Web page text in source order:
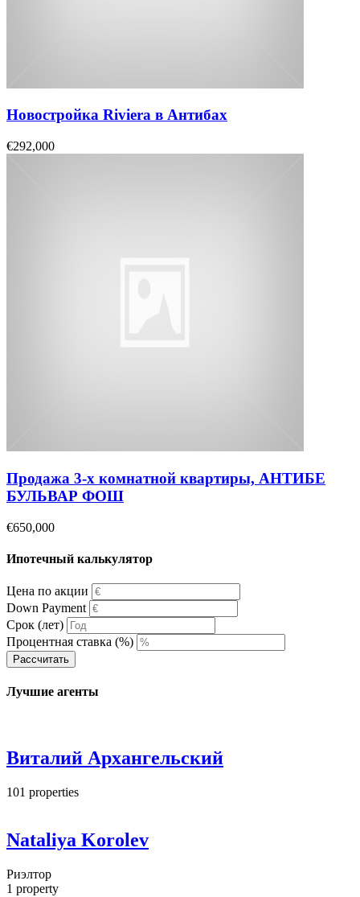
Новостройка Riviera в Антибах
€292,000
Продажа 3-х комнатной квартиры, АНТИБЕ
БУЛЬВАР ФОШ
€650,000
Ипотечный калькулятор
Цена по акции
Down Payment
Срок (лет)
Процентная ставка (%)
Рассчитать
Лучшие агенты
Виталий Архангельский
101 properties
Nataliya Korolev
Риэлтор
1 property